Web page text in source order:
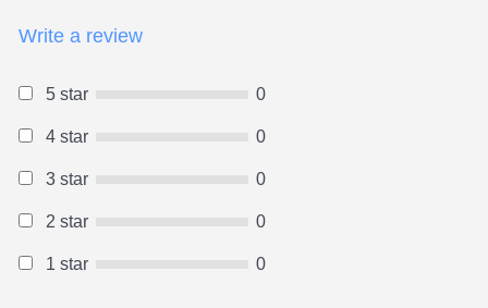
Write a review
5 star 0
4 star 0
3 star 0
2 star 0
1 star 0